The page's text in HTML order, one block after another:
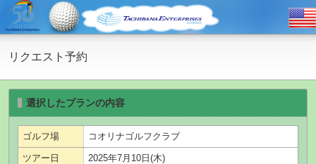
リクエスト予約
選択したプランの内容
ゴルフ場 コオリナゴルフクラブ
ツアー日 2025年7月10日(木)